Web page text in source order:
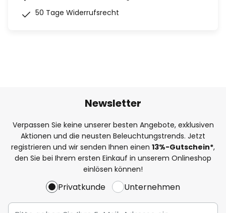
50 Tage Widerrufsrecht
Newsletter
Verpassen Sie keine unserer besten Angebote, exklusiven
Aktionen und die neusten Beleuchtungstrends. Jetzt
registrieren und wir senden Ihnen einen 13%-Gutschein*,
den Sie bei Ihrem ersten Einkauf in unserem Onlineshop
einlösen können!
Privatkunde Unternehmen